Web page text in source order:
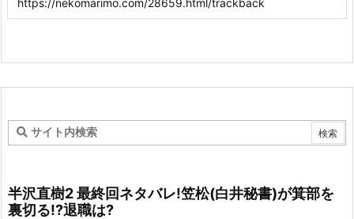
半沢直樹2 最終回ネタバレ!笠松(白井秘書)が箕部を
裏切る!?退職は?